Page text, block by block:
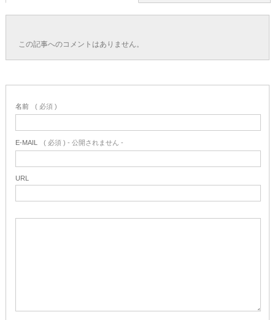
この記事へのコメントはありません。
名前 ( 必須 )
E-MAIL ( 必須 ) - 公開されません -
URL